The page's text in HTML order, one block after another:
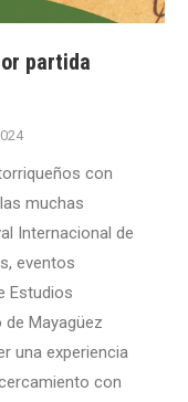
partida
con
muchas
Internacional de
eventos
Estudios
Mayagüez
una experiencia
con